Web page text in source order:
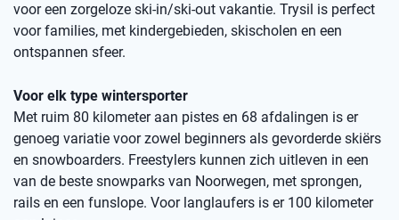
voor een zorgeloze ski-in/ski-out vakantie. Trysil is perfect
voor families, met kindergebieden, skischolen en een
ontspannen sfeer.
Voor elk type wintersporter
Met ruim 80 kilometer aan pistes en 68 afdalingen is er
genoeg variatie voor zowel beginners als gevorderde skiërs
en snowboarders. Freestylers kunnen zich uitleven in een
van de beste snowparks van Noorwegen, met sprongen,
rails en een funslope. Voor langlaufers is er 100 kilometer